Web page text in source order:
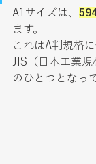
A1サイズは、
ます。
これはA判規格
JIS（日本工業
のひとつとなっ